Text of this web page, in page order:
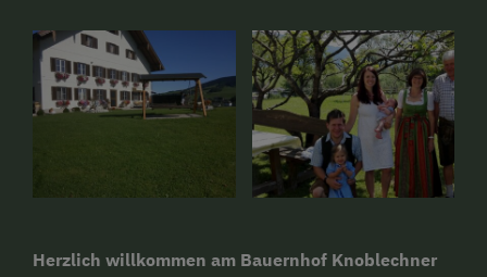
Herzlich willkommen am Bauernhof Knoblechner